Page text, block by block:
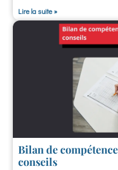
Lire la suite »
Bilan de
conseils